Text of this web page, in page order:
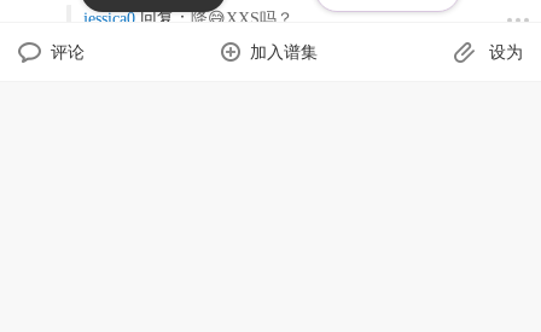
评论 加入谱集 设为
jessica0 回复： 降😅XXS吗？